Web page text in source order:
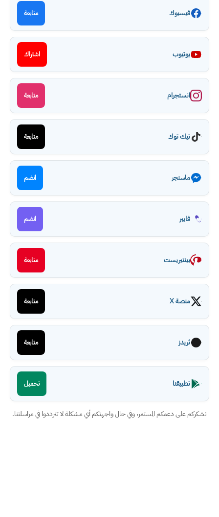
فيسبوك متابعة
يوتيوب اشتراك
انستجرام متابعة
تيك توك متابعة
ماسنجر انضم
فايبر انضم
بينتيريست متابعة
منصة X متابعة
ثريدز متابعة
تطبيقنا تحميل
نشكركم على دعمكم المستمر، وفي حال واجهتكم أي مشكلة لا تترددوا في مراسلتنا.